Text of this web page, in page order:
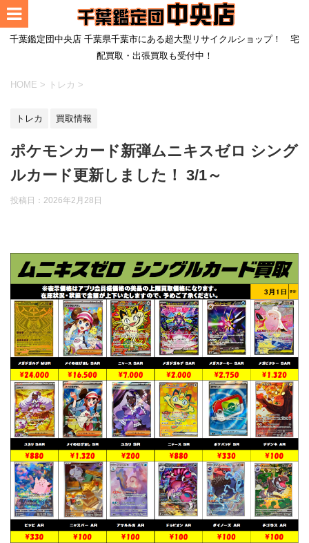
千葉鑑定団中央店 千葉県千葉市にある超大型リサイクルショップ！ 宅
配買取・出張買取も受付中！
HOME > トレカ >
トレカ 買取情報
ポケモンカード新弾ムニキスゼロ シング
ルカード更新しました！ 3/1～
投稿日： 2026年2月28日